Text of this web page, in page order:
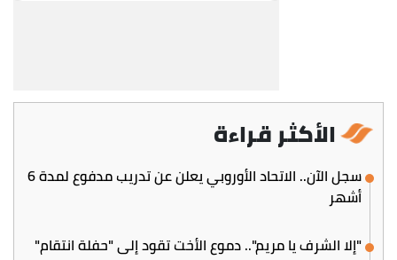
الأكثر قراءة
سجل الآن.. الاتحاد الأوروبي يعلن عن تدريب مدفوع لمدة 6
أشهر
"إلا الشرف يا مريم".. دموع الأخت تقود إلى "حفلة انتقام"